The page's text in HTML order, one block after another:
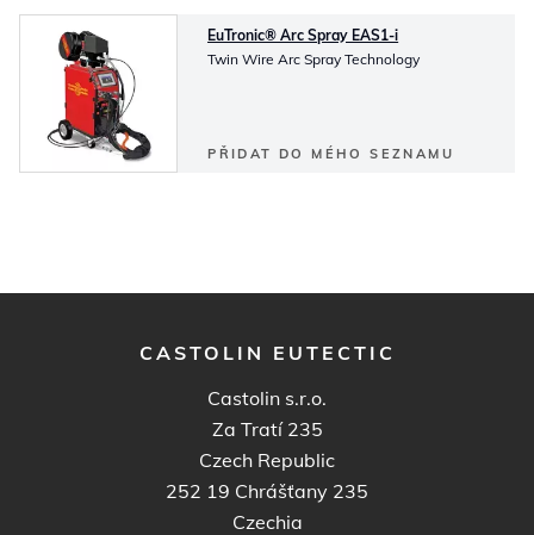
EuTronic® Arc Spray EAS1-i
Twin Wire Arc Spray Technology
PŘIDAT DO MÉHO SEZNAMU
CASTOLIN EUTECTIC
Castolin s.r.o.
Za Tratí 235
Czech Republic
252 19 Chrášťany 235
Czechia